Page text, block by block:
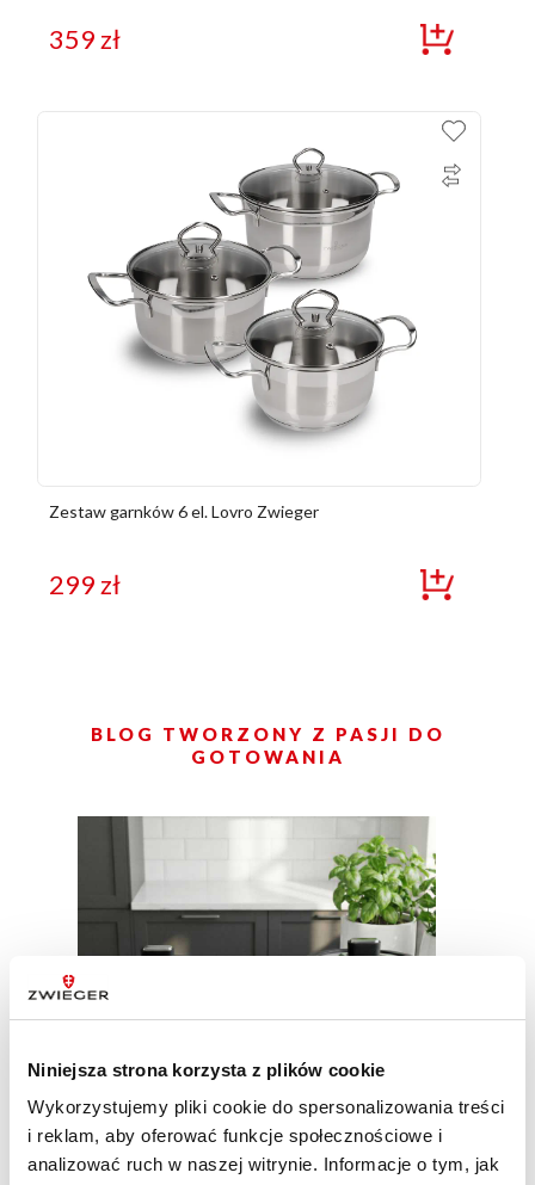
Niniejsza strona korzysta z plików cookie
Wykorzystujemy pliki cookie do spersonalizowania treści
i reklam, aby oferować funkcje społecznościowe i
analizować ruch w naszej witrynie. Informacje o tym, jak
359zł
Zestaw garnków 6 el. Lovro Zwieger
299zł
BLOG TWORZONY Z PASJI DO
GOTOWANIA